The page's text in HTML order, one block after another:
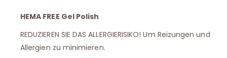
HEMA FREE Gel Polish
REDUZIEREN SIE DAS ALLERGIERISIKO! Um Reizungen und
Allergien zu minimieren.